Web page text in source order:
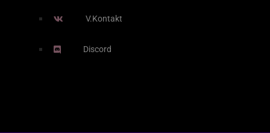
V.Kontakt
Discord